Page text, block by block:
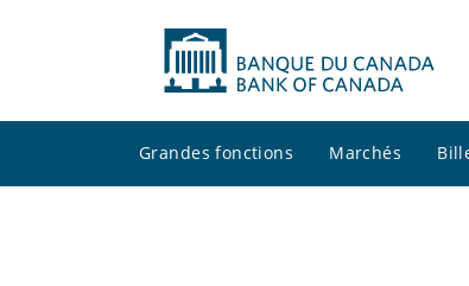
Grandes fonctions Marchés